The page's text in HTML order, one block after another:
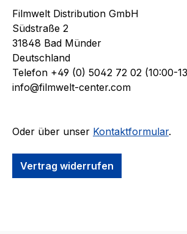
Filmwelt Distribution GmbH
Südstraße 2
31848 Bad Münder
Deutschland
Telefon +49 (0) 5042 72 02 (10:00-
info@filmwelt-center.com
Oder über unser Kontaktformular.
Vertrag widerrufen